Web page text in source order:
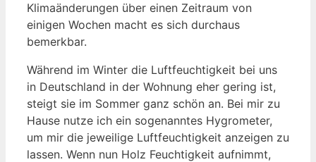
Klimaänderungen über einen Zeitraum von
einigen Wochen macht es sich durchaus
bemerkbar.
Während im Winter die Luftfeuchtigkeit bei uns
in Deutschland in der Wohnung eher gering ist,
steigt sie im Sommer ganz schön an. Bei mir zu
Hause nutze ich ein sogenanntes Hygrometer,
um mir die jeweilige Luftfeuchtigkeit anzeigen zu
lassen. Wenn nun Holz Feuchtigkeit aufnimmt,